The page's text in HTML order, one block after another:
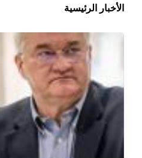
الأخبار الرئيسية